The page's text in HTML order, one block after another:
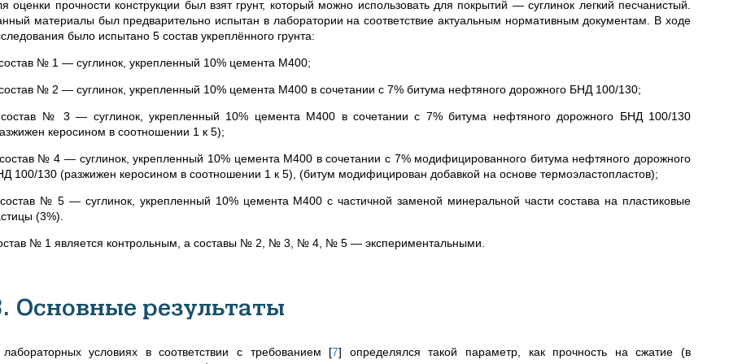
оценки прочности конструкции был взят грунт, который можно использовать для покрытий — суглинок легкий песчанистый.
материалы был предварительно испытан в лаборатории на соответствие актуальным нормативным документам. В ходе
было испытано 5 состав укреплённого грунта:
№ 1 — суглинок, укрепленный 10% цемента М400;
№ 2 — суглинок, укрепленный 10% цемента М400 в сочетании с 7% битума нефтяного дорожного БНД 100/130;
№ 3 — суглинок, укрепленный 10% цемента М400 в сочетании с 7% битума нефтяного дорожного БНД 100/130
керосином в соотношении 1 к 5);
№ 4 — суглинок, укрепленный 10% цемента М400 в сочетании с 7% модифицированного битума нефтяного дорожного
100/130 (разжижен керосином в соотношении 1 к 5), (битум модифицирован добавкой на основе термоэластопластов);
№ 5 — суглинок, укрепленный 10% цемента М400 с частичной заменой минеральной части состава на пластиковые
(3%).
№ 1 является контрольным, а составы № 2, № 3, № 4, № 5 — экспериментальными.
Основные результаты
условиях в соответствии с требованием [7] определялся такой параметр, как прочность на сжатие (в